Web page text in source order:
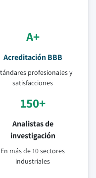
A+
Acreditación BBB
profesionales y
satisfacciones
150+
Analistas de
investigación
En más de 10 sectores
industriales